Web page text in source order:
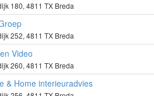
180, 4811 TX Breda
252, 4811 TX Breda
Video
260, 4811 TX Breda
& Home interieuradvies